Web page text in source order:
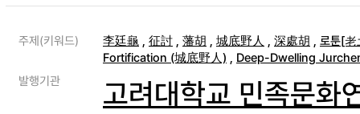
주제(키워드) 李廷龜 , 征討 , 藩胡 , 城底野人 , 深處胡 , 로툰[
Fortification (城底野人) , Deep-Dwelling
발행기관
고려대학교 민족문화